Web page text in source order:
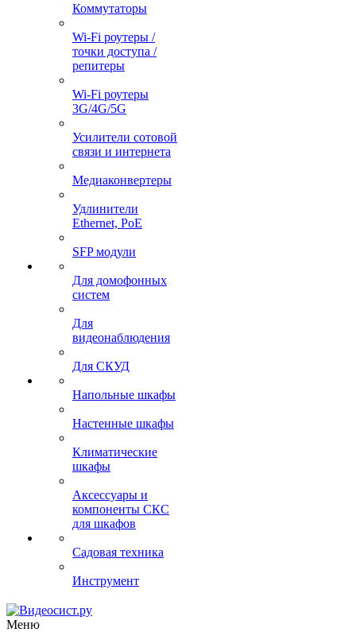
Коммутаторы
Wi-Fi роутеры /
точки доступа /
репитеры
Wi-Fi роутеры
3G/4G/5G
Усилители сотовой
связи и интернета
Медиаконвертеры
Удлинители
Ethernet, PoE
SFP модули
Для домофонных
систем
Для
видеонаблюдения
Для СКУД
Напольные шкафы
Настенные шкафы
Климатические
шкафы
Аксессуары и
компоненты СКС
для шкафов
Садовая техника
Инструмент
Меню